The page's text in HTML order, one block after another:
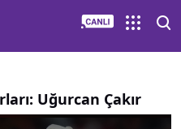
Uğurcan Çakır